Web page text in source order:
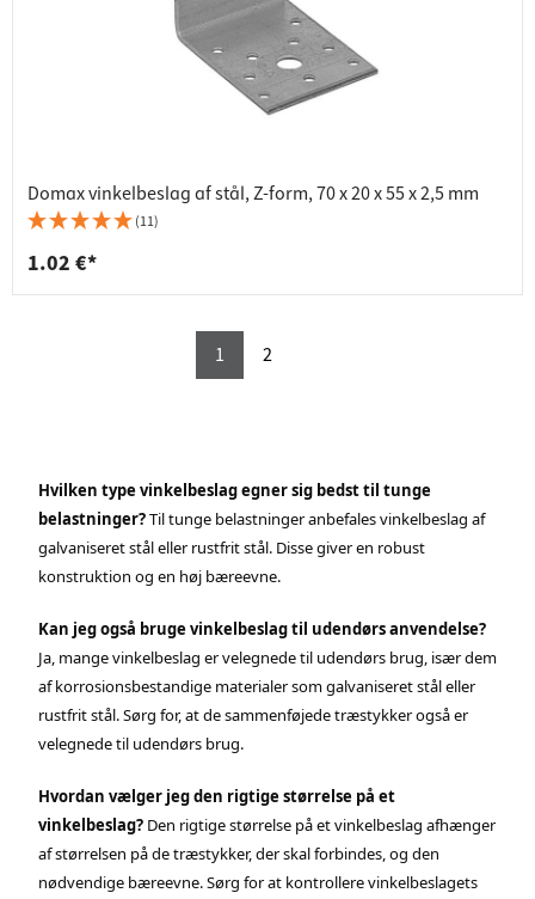
Domax vinkelbeslag af stål, Z-form, 70 x 20 x 55 x 2,5 mm
(11)
1.02 €*
1 2
Hvilken type vinkelbeslag egner sig bedst til tunge
belastninger?Til tunge belastninger anbefales vinkelbeslag af
galvaniseret stål eller rustfrit stål. Disse giver en robust
konstruktion og en høj bæreevne.
Kan jeg også bruge vinkelbeslag til udendørs anvendelse?
Ja, mange vinkelbeslag er velegnede til udendørs brug, især dem
af korrosionsbestandige materialer som galvaniseret stål eller
rustfrit stål. Sørg for, at de sammenføjede træstykker også er
velegnede til udendørs brug.
Hvordan vælger jeg den rigtige størrelse på et
vinkelbeslag? Den rigtige størrelse på et vinkelbeslag afhænger
af størrelsen på de træstykker, der skal forbindes, og den
nødvendige bæreevne. Sørg for at kontrollere vinkelbeslagets